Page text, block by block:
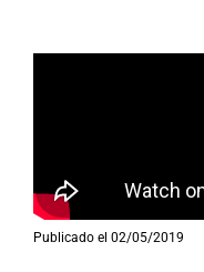
Publicado el 02/05/2019